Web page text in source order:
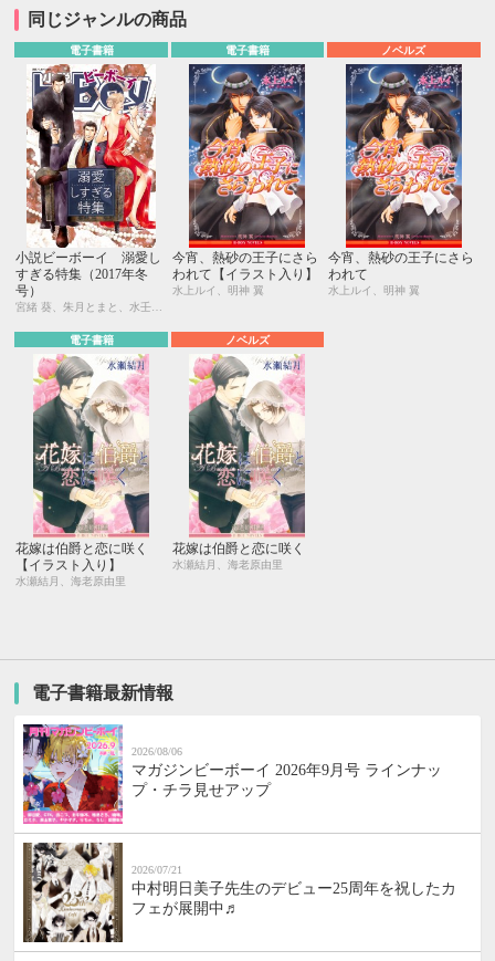
同じジャンルの商品
電子書籍
小説ビーボーイ 溺愛し
すぎる特集（2017年冬
号）
宮緒 葵、朱月とまと、水壬楓子、しおべり由生、吉田ナツ、森原八鹿、彩寧一叶、高世ナオキ、遠野春日、円陣闇丸、東野ゆき、園千代子、東野 海、林 マキ、永井三郎、福嶋ユッカ、モリフジ、黒田 屑、ゆうき
電子書籍
今宵、熱砂の王子にさら
われて【イラスト入り】
水上ルイ、明神 翼
ノベルズ
今宵、熱砂の王子にさら
われて
水上ルイ、明神 翼
電子書籍
花嫁は伯爵と恋に咲く
【イラスト入り】
水瀬結月、海老原由里
ノベルズ
花嫁は伯爵と恋に咲く
水瀬結月、海老原由里
電子書籍最新情報
2026/08/06
マガジンビーボーイ 2026年9月号 ラインナッ
プ・チラ見せアップ
2026/07/21
中村明日美子先生のデビュー25周年を祝したカ
フェが展開中♬